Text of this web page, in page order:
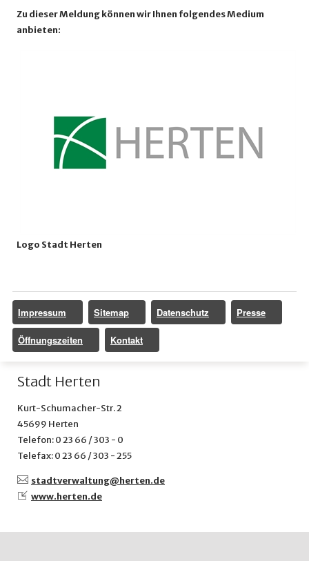
Zu dieser Meldung können wir Ihnen folgendes Medium
anbieten:
Logo Stadt Herten
Impressum Sitemap Datenschutz Presse
Öffnungszeiten Kontakt
Stadt Herten
Kurt-Schumacher-Str. 2
45699 Herten
Telefon: 0 23 66 / 303 - 0
Telefax: 0 23 66 / 303 - 255
stadtverwaltung@herten.de
www.herten.de